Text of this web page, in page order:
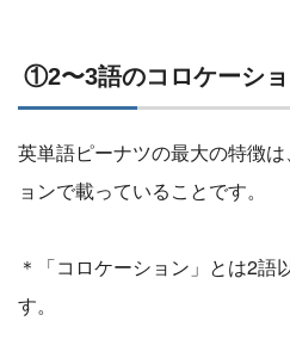
①2〜3語のコロケーシ
英単語ピーナツの最大の特徴
ョンで載っていることです。
＊「コロケーション」とは2語
す。